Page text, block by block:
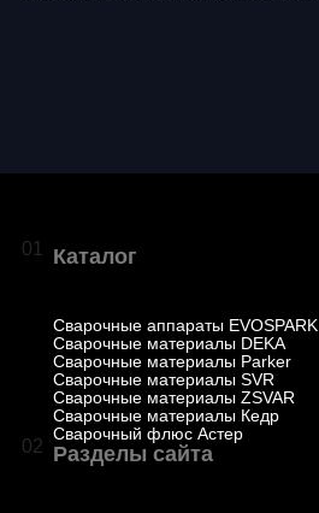
01 Каталог
Сварочные аппараты EVOSPARK
Сварочные материалы DEKA
Сварочные материалы Parker
Сварочные материалы SVR
Сварочные материалы ZSVAR
Сварочные материалы Кедр
Сварочный флюс Астер
02 Разделы сайта